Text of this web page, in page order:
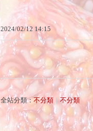
2024/02/12 14:15
全站分類：不分類 ｜不分類